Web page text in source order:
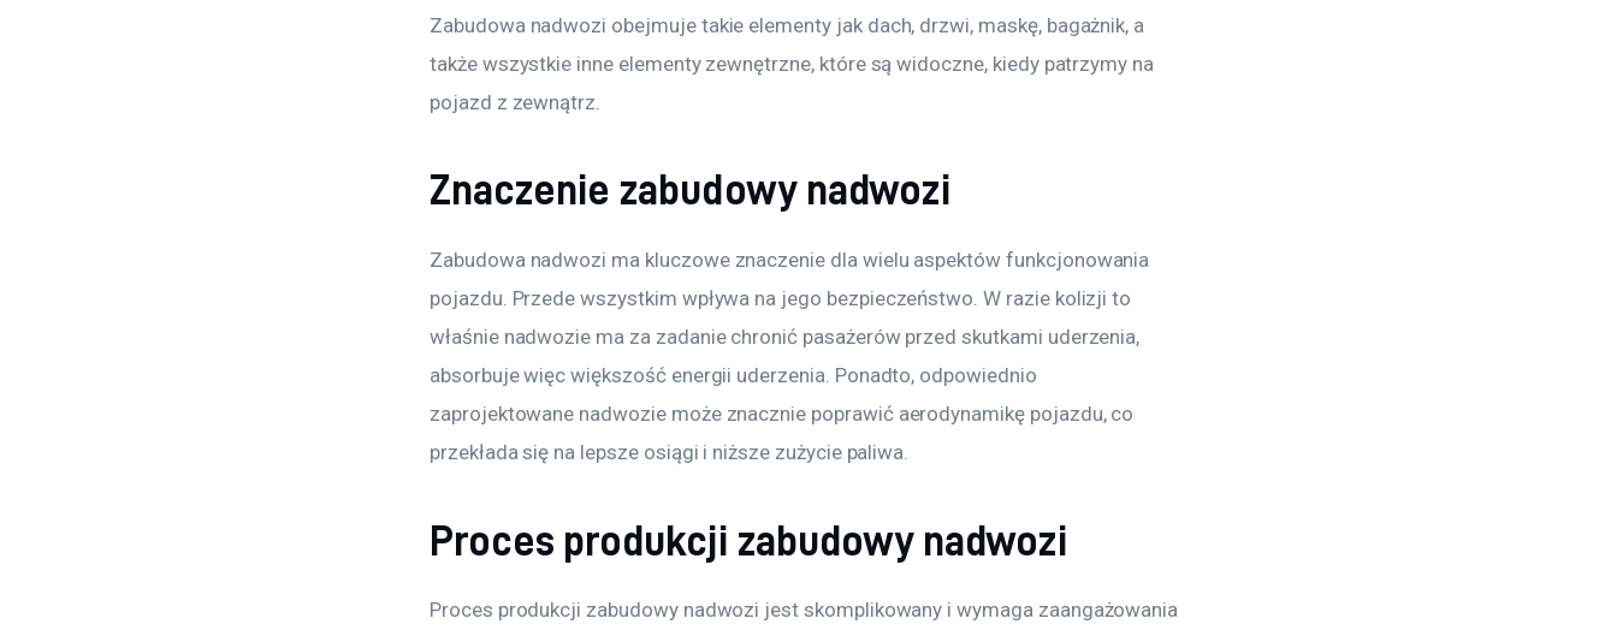
Zabudowa nadwozi obejmuje takie elementy jak dach, drzwi, maskę, bagażnik, a
także wszystkie inne elementy zewnętrzne, które są widoczne, kiedy patrzymy na
pojazd z zewnątrz.
Znaczenie zabudowy nadwozi
Zabudowa nadwozi ma kluczowe znaczenie dla wielu aspektów funkcjonowania
pojazdu. Przede wszystkim wpływa na jego bezpieczeństwo. W razie kolizji to
właśnie nadwozie ma za zadanie chronić pasażerów przed skutkami uderzenia,
absorbuje więc większość energii uderzenia. Ponadto, odpowiednio
zaprojektowane nadwozie może znacznie poprawić aerodynamikę pojazdu, co
przekłada się na lepsze osiągi i niższe zużycie paliwa.
Proces produkcji zabudowy nadwozi
Proces produkcji zabudowy nadwozi jest skomplikowany i wymaga zaangażowania